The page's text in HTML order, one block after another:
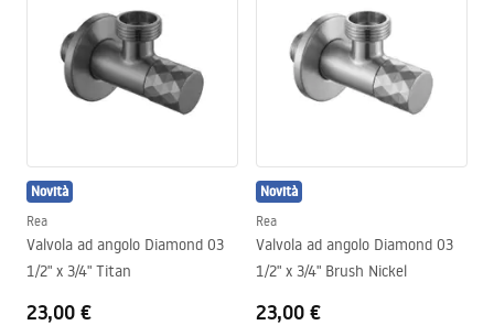
Novità
Rea
Valvola ad angolo Diamond 03
1/2" x 3/4" Titan
23,00 €
Novità
Rea
Valvola ad angolo Diamond 03
1/2" x 3/4" Brush Nickel
23,00 €